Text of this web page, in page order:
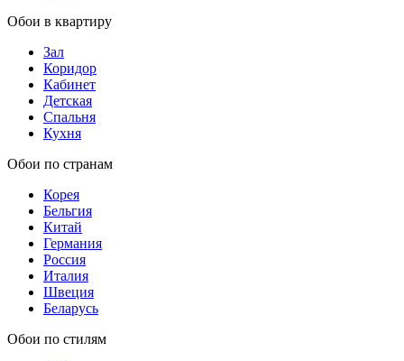
Обои в квартиру
Зал
Коридор
Кабинет
Детская
Спальня
Кухня
Обои по странам
Корея
Бельгия
Китай
Германия
Россия
Италия
Швеция
Беларусь
Обои по стилям